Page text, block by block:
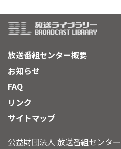
者にバグスターウイルスを発見す
外されてしまう。しかし、遂にゲ
するため、「ゲームドライバー」
イドに変身する。明日那が探して
永夢だったのだ。
放送番組センター概要
お知らせ
FAQ
リンク
サイトマップ
公益財団法人 放送番組センタ